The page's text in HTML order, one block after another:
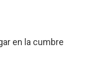
en la cumbre